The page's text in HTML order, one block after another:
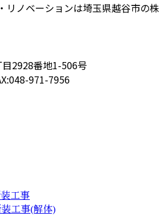
リノベーションは埼玉県越谷市の株
2928番地1-506号
971-7956
工事
工事(解体)